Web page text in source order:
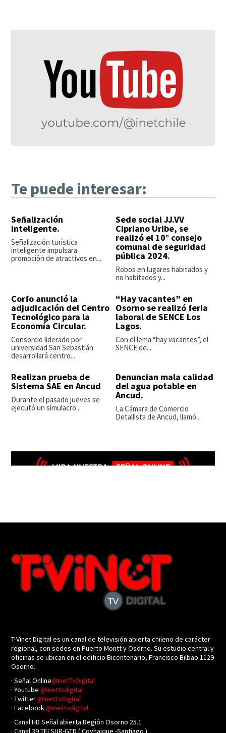
Te puede interesar:
Señalización
inteligente.
Señalización turística
inteligente impulsara
promoción de atractivos en...
Sede social JJ.VV
Cipriano Uribe, se
realizó el 10° consejo
comunal de seguridad
pública 2024.
Robos en lugares habitados y
no habitados y...
Corfo anunció la
adjudicación del Centro
Tecnológico para la
Economía Circular.
Consorcio liderado por
universidad San Sebastián
desarrollará centro...
“Hay vacantes” en
Osorno se realizó feria
laboral de SENCE Los
Lagos.
Con el lema “hay vacantes”, el
SENCE de...
Realizan prueba de
Sistema SAE en Ancud
Durante el pasado jueves se
ejecutó un simulacro...
Denuncian mala calidad
del agua potable en
Ancud.
La Cámara de Comercio
Detallista de Ancud, llamó...
T-Vinet Digital es un canal de televisión abierta chileno de carácter
regional, con sedes en Puerto Montt y Osorno. Su estudio central y
oficinas se ubican en el edificio Bicentenario, Francisco Bilbao 1129
Osorno.
· Señal Online@InetTvDigital
· Youtube@inettvdigital
· Twitter@InetTvDigital
· Facebook@inettvdigital
· Canal HD Señal abierta Región Osorno 25.1
· Canal 39 TELSUR-GTD ( Coyhaique -Santiago )